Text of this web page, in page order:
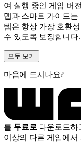
여 실행 중인 게임 버
맵과 스마트 가이드는
템은 항상 가장 호환
수 있도록 보장합니다.
모두 보기
마음에 드시나요?
를 무료로 다운로드하
이상의 다른 게임에서